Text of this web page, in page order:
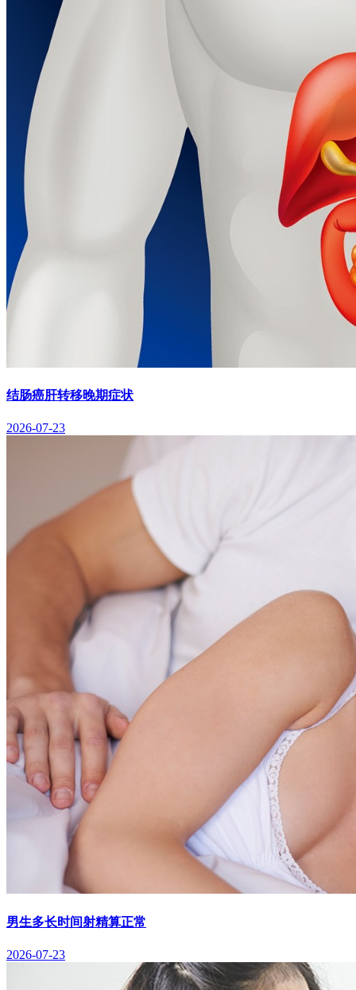
结肠癌肝转移晚期症状
2026-07-23
男生多长时间射精算正常
2026-07-23